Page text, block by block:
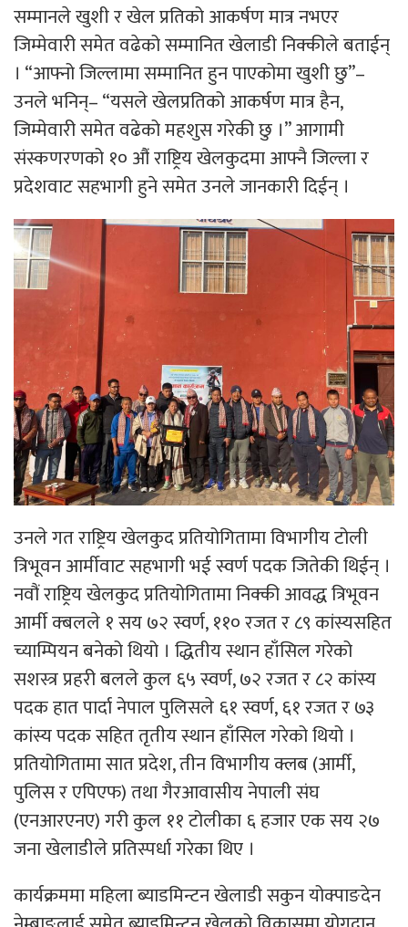
सम्मानले खुशी र खेल प्रतिको आकर्षण मात्र नभएर
जिम्मेवारी समेत वढेको सम्मानित खेलाडी निक्कीले बताईन्
। “आफ्नो जिल्लामा सम्मानित हुन पाएकोमा खुशी छु”–
उनले भनिन्– “यसले खेलप्रतिको आकर्षण मात्र हैन,
जिम्मेवारी समेत वढेको महशुस गरेकी छु ।” आगामी
संस्कणरणको १० औं राष्ट्रिय खेलकुदमा आफ्नै जिल्ला र
प्रदेशवाट सहभागी हुने समेत उनले जानकारी दिईन् ।
उनले गत राष्ट्रिय खेलकुद प्रतियोगितामा विभागीय टोली
त्रिभूवन आर्मीवाट सहभागी भई स्वर्ण पदक जितेकी थिईन् ।
नवौं राष्ट्रिय खेलकुद प्रतियोगितामा निक्की आवद्ध त्रिभूवन
आर्मी क्बलले १ सय ७२ स्वर्ण, ११० रजत र ८९ कांस्यसहित
च्याम्पियन बनेको थियो । द्धितीय स्थान हाँसिल गरेको
सशस्त्र प्रहरी बलले कुल ६५ स्वर्ण, ७२ रजत र ८२ कांस्य
पदक हात पार्दा नेपाल पुलिसले ६१ स्वर्ण, ६१ रजत र ७३
कांस्य पदक सहित तृतीय स्थान हाँसिल गरेको थियो ।
प्रतियोगितामा सात प्रदेश, तीन विभागीय क्लब (आर्मी,
पुलिस र एपिएफ) तथा गैरआवासीय नेपाली संघ
(एनआरएनए) गरी कुल ११ टोलीका ६ हजार एक सय २७
जना खेलाडीले प्रतिस्पर्धा गरेका थिए ।
कार्यक्रममा महिला ब्याडमिन्टन खेलाडी सकुन योक्पाङदेन